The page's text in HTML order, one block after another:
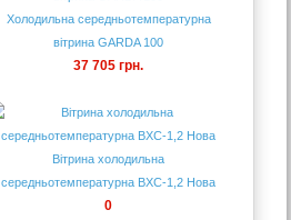
Холодильна середньотемпературна
вітрина GARDA 100
37 705 грн.
Вітрина холодильна
середньотемпературна ВХС-1,2 Нова
0